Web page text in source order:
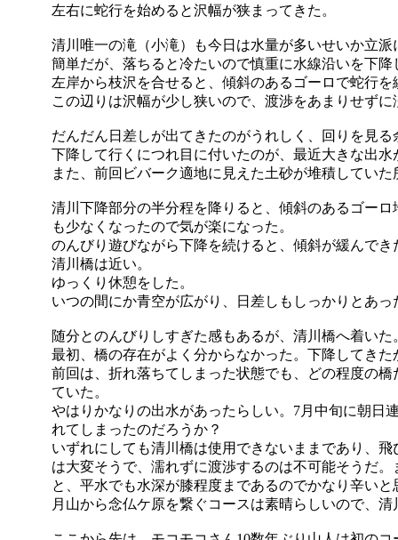
左右に蛇行を始めると沢幅が狭まってきた。
清川唯一の滝（小滝）も今日は水量が多いせいか立派
簡単だが、落ちると冷たいので慎重に水線沿いを下降
左岸から枝沢を合せると、傾斜のあるゴーロで蛇行
この辺りは沢幅が少し狭いので、渡渉をあまりせず
だんだん日差しが出てきたのがうれしく、回りを見る
下降して行くにつれ目に付いたのが、最近大きな出
また、前回ビバーク適地に見えた土砂が堆積してい
清川下降部分の半分程を降りると、傾斜のあるゴー
も少なくなったので気が楽になった。
のんびり遊びながら下降を続けると、傾斜が緩んでき
清川橋は近い。
ゆっくり休憩をした。
いつの間にか青空が広がり、日差しもしっかりとあ
随分とのんびりしすぎた感もあるが、清川橋へ着いた
最初、橋の存在がよく分からなかった。下降してき
前回は、折れ落ちてしまった状態でも、どの程度の
ていた。
やはりかなりの出水があったらしい。7月中旬に朝日
れてしまったのだろうか？
いずれにしても清川橋は使用できないままであり、
は大変そうで、濡れずに渡渉するのは不可能そうだ
と、平水でも水深が膝程度まであるのでかなり辛いと
月山から念仏ケ原を繋ぐコースは素晴らしいので、